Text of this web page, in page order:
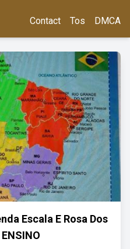
Contact Tos DMCA
Escala E Rosa Dos